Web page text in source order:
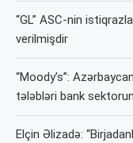
“GL” ASC-nin
verilmişdir
“Moody’s”:
tələbləri bank
Elçin Əlizadə: